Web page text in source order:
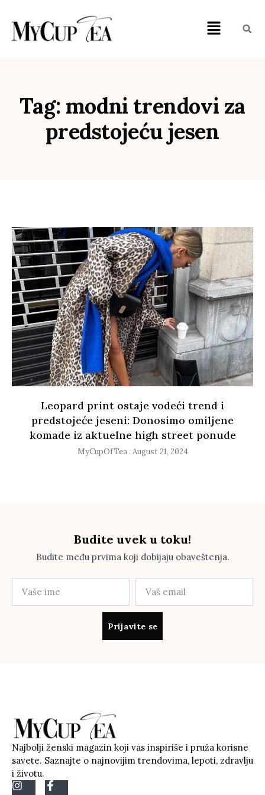
Tag: modni trendovi za
predstojeću jesen
Leopard print ostaje vodeći trend i
predstojeće jeseni: Donosimo omiljene
komade iz aktuelne high street ponude
MyCupOfTea August 21, 2024
Budite uvek u toku!
Budite među prvima koji dobijaju obaveštenja.
Prijavite se
Najbolji ženski magazin koji vas inspiriše i pruža korisne
savete. Saznajte o najnovijim trendovima, lepoti, zdravlju
i životu.